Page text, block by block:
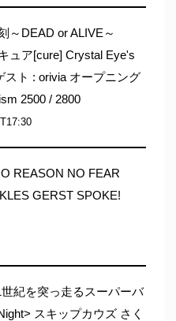
～DEAD or ALIVE～
ュア[cure] Crystal Eye's
スト : orivia オープニング
2500 / 2800
REASON NO FEAR
GERST SPOKE!
紀を突っ走るスーパーバ
スキップカウズ さく